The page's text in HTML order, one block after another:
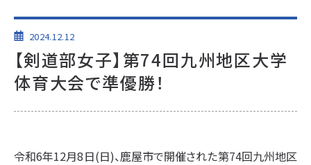
2024.12.12
【剣道部女子】第74回九州地区大学
体育大会で準優勝！
令和6年12月8日(日)、鹿屋市で開催された第74回九州地区